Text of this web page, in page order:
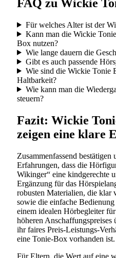
FAQ zu Wickie
Für welches Alter ist der
Kann man die Wickie
Box nutzen?
Wie lange dauern die
Gibt es auch passende
Wie sind die Wickie Tonie
Haltbarkeit?
Wie kann man die
steuern?
Fazit: Wickie
zeigen eine klare
Zusammenfassend bestätigen
Erfahrungen, dass die
Wikinger“ eine kindgerechte
Ergänzung für das
robusten Materialien, die klar
sowie die einfache
einem idealen Hörbegleiter
höheren
ihr faires Preis-Leistungs-
eine Tonie-Box vorhanden ist.
Für Eltern, die Wert auf eine